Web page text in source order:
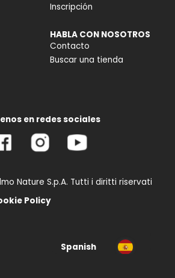
Inscripción
HABLA CON NOSOTROS
Contacto
Buscar una tienda
en redes sociales
Nature S.p.A. Tutti i diritti riservati
Policy
Spanish